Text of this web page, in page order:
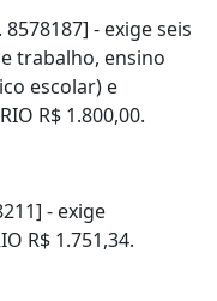
- exige seis
trabalho, ensino
escolar) e
R$ 1.800,00.
- exige
R$ 1.751,34.